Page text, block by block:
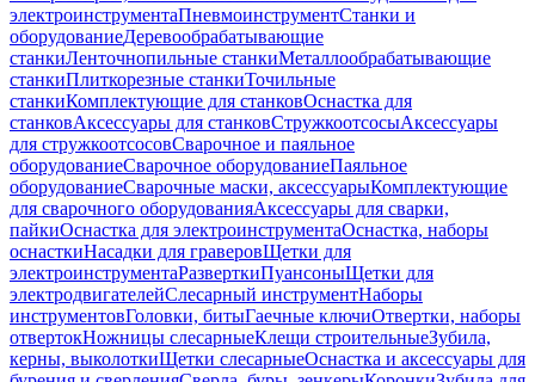
электроинструментаПневмоинструментСтанки и
оборудованиеДеревообрабатывающие
станкиЛенточнопильные станкиМеталлообрабатывающие
станкиПлиткорезные станкиТочильные
станкиКомплектующие для станковОснастка для
станковАксессуары для станковСтружкоотсосыАксессуары
для стружкоотсосовСварочное и паяльное
оборудованиеСварочное оборудованиеПаяльное
оборудованиеСварочные маски, аксессуарыКомплектующие
для сварочного оборудованияАксессуары для сварки,
пайкиОснастка для электроинструментаОснастка, наборы
оснасткиНасадки для граверовЩетки для
электроинструментаРазверткиПуансоныЩетки для
электродвигателейСлесарный инструментНаборы
инструментовГоловки, битыГаечные ключиОтвертки, наборы
отвертокНожницы слесарныеКлещи строительныеЗубила,
керны, выколоткиЩетки слесарныеОснастка и аксессуары для